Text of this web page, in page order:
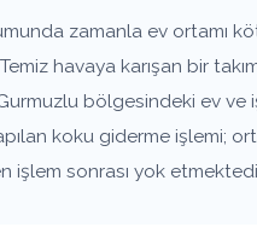
zamanla ev ortamı
havaya karışan bir
bölgesindeki ev
koku giderme işlemi;
işlem sonrası yok